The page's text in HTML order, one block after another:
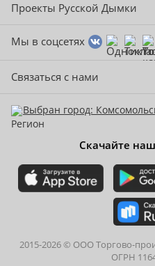
Проекты Русской Дымки
Мы в соцсетях
Связаться с нами
Выбран город:
Скачайте
2015-2026© ООО Торгово-
ОГРН